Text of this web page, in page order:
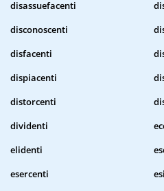
disassuefacenti
disconoscenti
disfacenti
dispiacenti
distorcenti
dividenti
elidenti
esercenti